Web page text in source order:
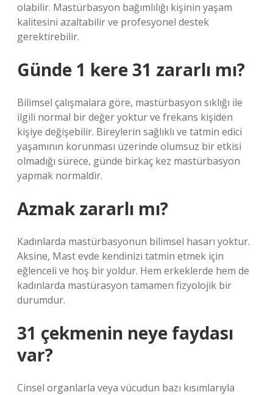
olabilir. Mastürbasyon bağımlılığı kişinin yaşam
kalitesini azaltabilir ve profesyonel destek
gerektirebilir.
Günde 1 kere 31 zararlı mı?
Bilimsel çalışmalara göre, mastürbasyon sıklığı ile
ilgili normal bir değer yoktur ve frekans kişiden
kişiye değişebilir. Bireylerin sağlıklı ve tatmin edici
yaşamının korunması üzerinde olumsuz bir etkisi
olmadığı sürece, günde birkaç kez mastürbasyon
yapmak normaldir.
Azmak zararlı mı?
Kadınlarda mastürbasyonun bilimsel hasarı yoktur.
Aksine, Mast evde kendinizi tatmin etmek için
eğlenceli ve hoş bir yoldur. Hem erkeklerde hem de
kadınlarda mastürasyon tamamen fizyolojik bir
durumdur.
31 çekmenin neye faydası
var?
Cinsel organlarla veya vücudun bazı kısımlarıyla